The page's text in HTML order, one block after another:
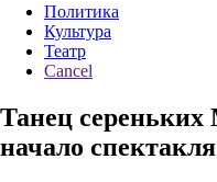
Политика
Культура
Театр
Cancel
Танец сереньких
начало спектакля